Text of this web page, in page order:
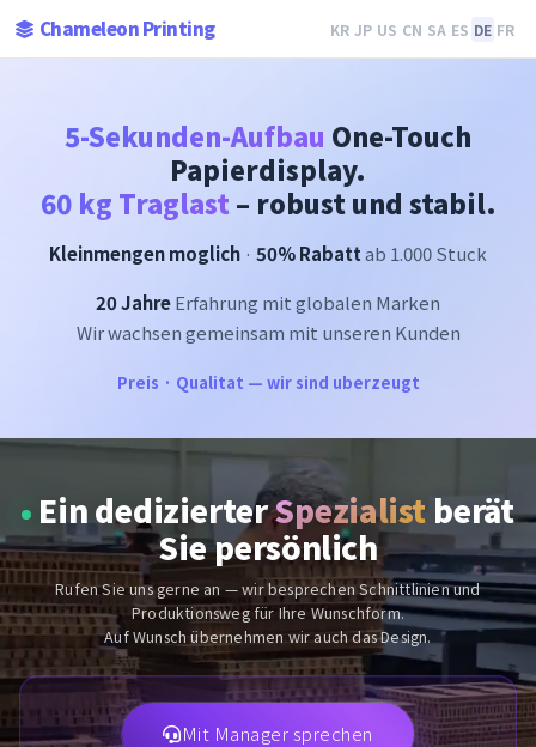
Chameleon Printing KR JP US CN SA ES DE FR
5-Sekunden-Aufbau One-Touch
Papierdisplay.
60 kg Traglast– robust und stabil.
Kleinmengen moglich · 50% Rabattab 1.000 Stuck
20 JahreErfahrung mit globalen Marken
Wir wachsen gemeinsam mit unseren Kunden
Preis · Qualitat — wir sind uberzeugt
Ein dedizierterSpezialist berät
Sie persönlich
Rufen Sie uns gerne an — wir besprechen Schnittlinien und
Produktionsweg für Ihre Wunschform.
Auf Wunsch übernehmen wir auch das Design.
Mit Manager sprechen